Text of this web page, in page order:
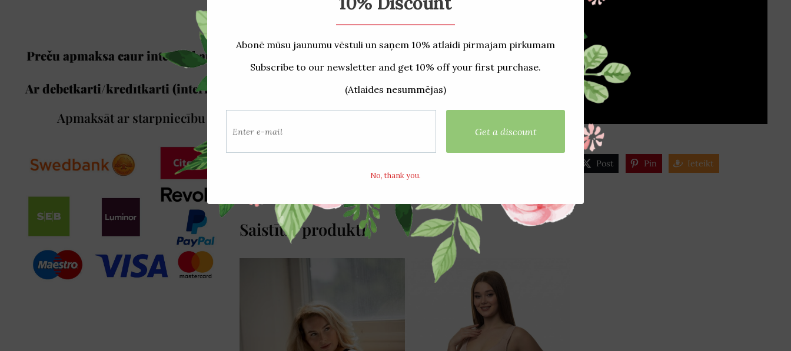
Preču apmaksa caur internetbanku /
Ar debetkarti/kredītkarti (internetā)/
Apmaksāt ar starpniecību
Post Pin Ieteikt
Saistītie produkti